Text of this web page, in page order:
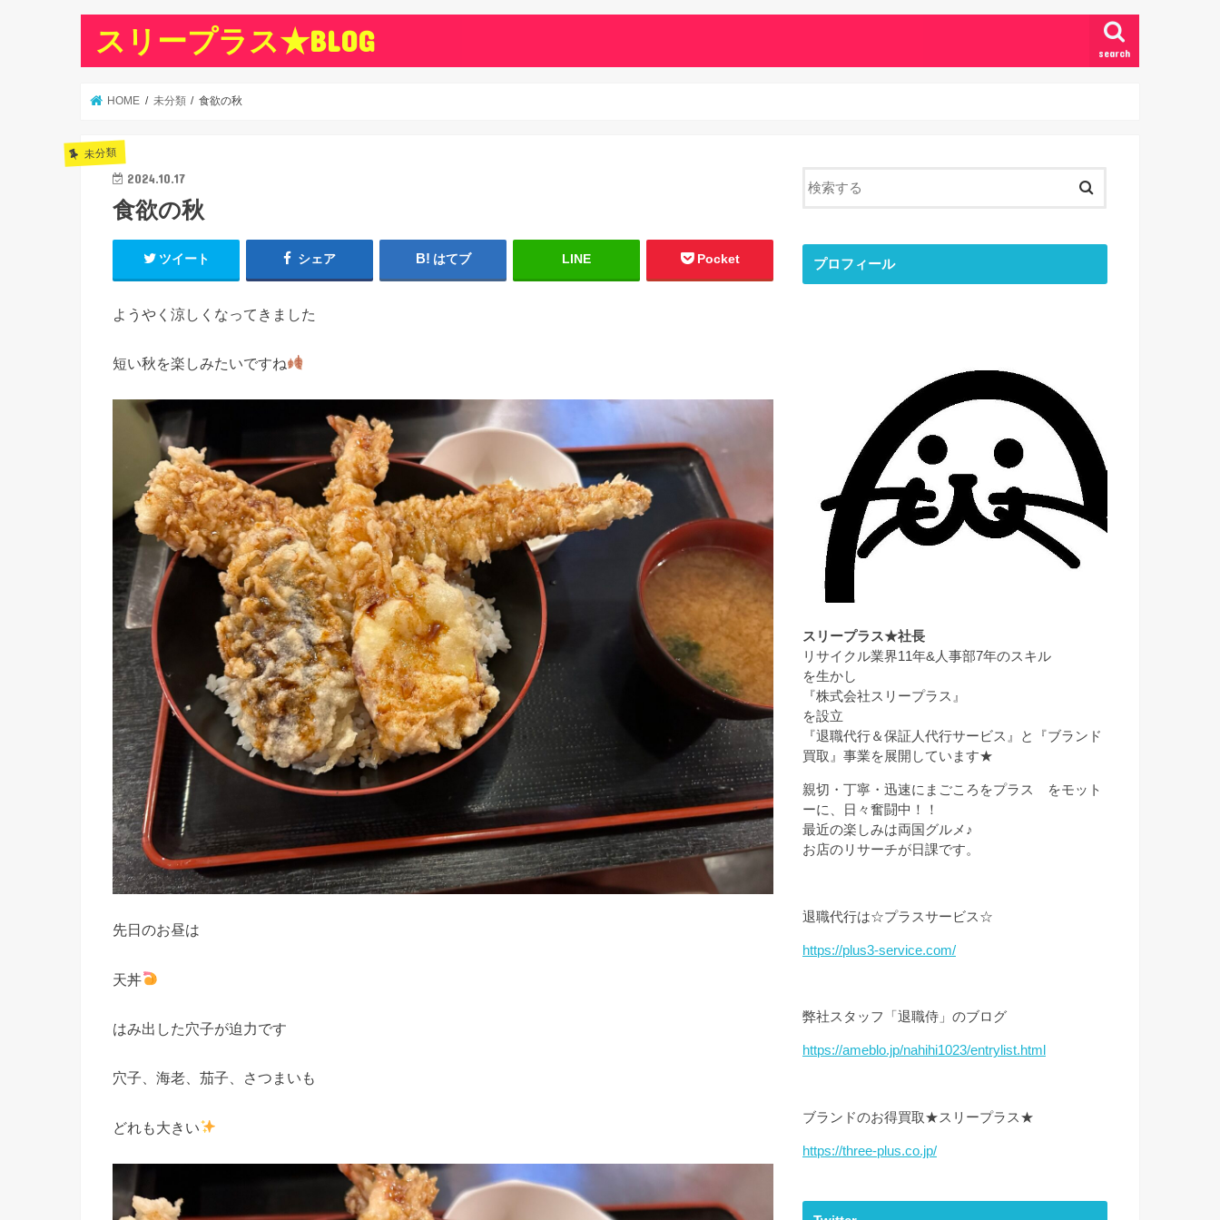
スリープラス★BLOG search
HOME 未分類 食欲の秋
未分類
2024.10.17
食欲の秋
ツイート シェア はてブ LINE Pocket
ようやく涼しくなってきました
短い秋を楽しみたいですね
先日のお昼は
天丼
はみ出した穴子が迫力です
穴子、海老、茄子、さつまいも
どれも大きい
プロフィール
スリープラス★社長
リサイクル業界11年&人事部7年のスキル
を生かし
『株式会社スリープラス』
を設立
『退職代行＆保証人代行サービス』と『ブランド
買取』事業を展開しています★
親切・丁寧・迅速にまごころをプラス をモット
ーに、日々奮闘中！！
最近の楽しみは両国グルメ♪
お店のリサーチが日課です。
退職代行は☆プラスサービス☆
https://plus3-service.com/
弊社スタッフ「退職侍」のブログ
https://ameblo.jp/nahihi1023/entrylist.html
ブランドのお得買取★スリープラス★
https://three-plus.co.jp/